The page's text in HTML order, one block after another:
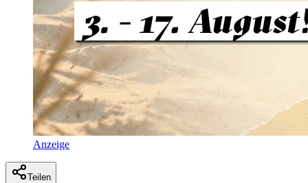
Anzeige
Teilen